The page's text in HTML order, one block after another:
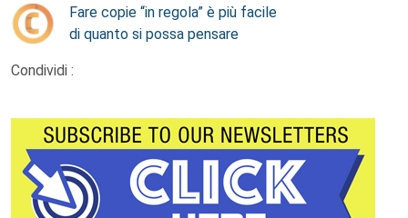
Fare copie “in regola” è più facile
di quanto si possa pensare
Condividi :